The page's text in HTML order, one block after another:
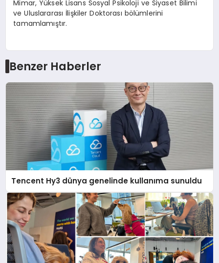
Mimar, Yüksek Lisans Sosyal Psikoloji ve Siyaset Bilimi
ve Uluslararası İlişkiler Doktorası bölümlerini
tamamlamıştır.
Benzer Haberler
Tencent Hy3 dünya genelinde kullanıma sunuldu